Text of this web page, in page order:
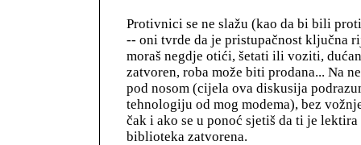
Protivnici se ne slažu (kao da bi bili
-- oni tvrde da je pristupačnost ključna
moraš negdje otići, šetati ili voziti,
zatvoren, roba može biti prodana... Na
pod nosom (cijela ova diskusija
tehnologiju od mog modema), bez
čak i ako se u ponoć sjetiš da ti je
biblioteka zatvorena.